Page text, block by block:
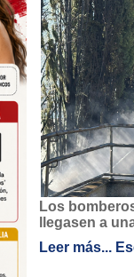
Los
llegasen a
Leer más...